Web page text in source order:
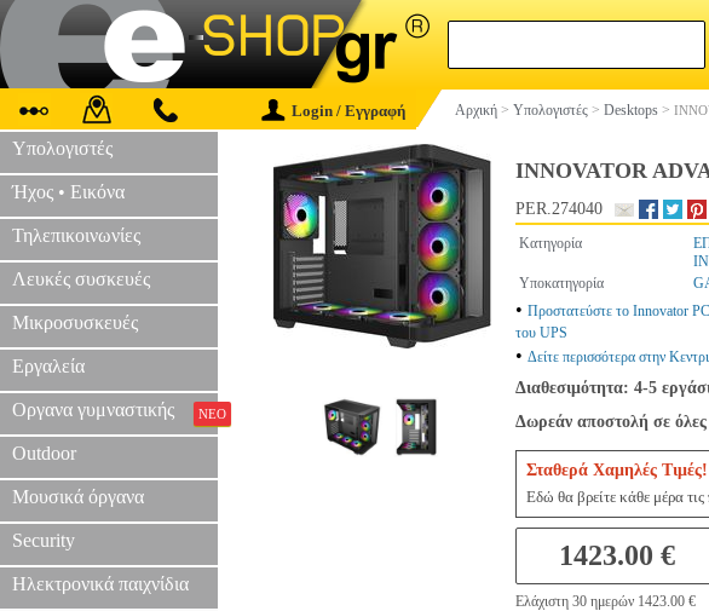
Login / Εγγραφή Αρχική > Υπολογιστές > Desktops >
Υπολογιστές
Ήχος • Εικόνα
Τηλεπικοινωνίες
Λευκές συσκευές
Μικροσυσκευές
Εργαλεία
Οργανα γυμναστικής ΝΕΟ
Outdoor
Μουσικά όργανα
Security
Ηλεκτρονικά παιχνίδια
INNOVATOR
PER.274040
Κατηγορία
Υποκατηγορία
• Προστατεύστε το Innovator PC
του UPS
• Δείτε περισσότερα στην
Διαθεσιμότητα: 4-5
Δωρεάν αποστολή σε όλες
Σταθερά Χαμηλές Τιμές!
Εδώ θα βρείτε κάθε μέρα τις
1423.00 €
Ελάχιστη 30 ημερών 1423.00 €